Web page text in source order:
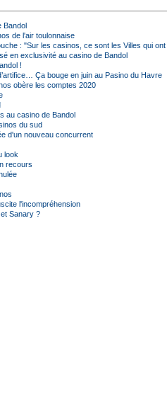
Bandol
de l'air toulonnaise
: "Sur les casinos, ce sont les Villes qui ont
en exclusivité au casino de Bandol
!
Ça bouge en juin au Pasino du Havre
obère les comptes 2020
au casino de Bandol
du sud
d'un nouveau concurrent
look
recours
l'incompréhension
Sanary ?